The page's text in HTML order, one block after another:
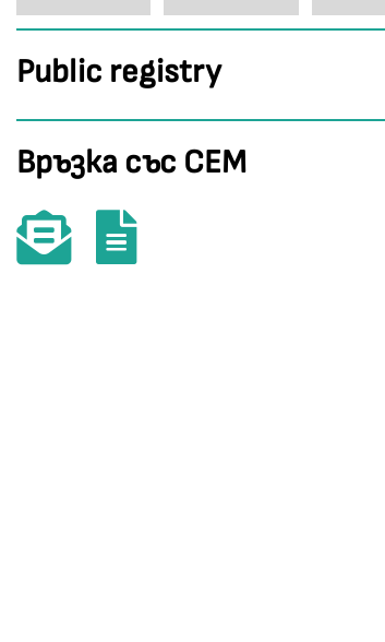
Public registry
Връзка със СЕМ